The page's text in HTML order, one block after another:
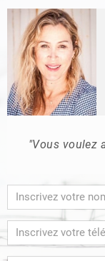
"Vous voulez